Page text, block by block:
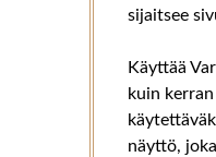
sijaitsee
Käyttää
kuin
näyttö,